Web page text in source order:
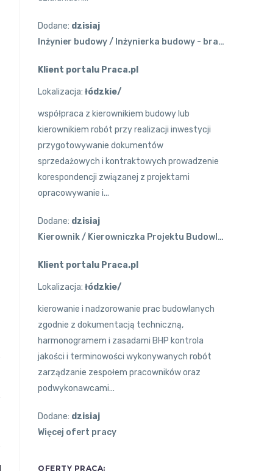
Dodane: dzisiaj
Inżynier budowy / Inżynierka budowy - branża mostowa
Klient portalu Praca.pl
Lokalizacja:łódzkie/
współpraca z kierownikiem budowy lub
kierownikiem robót przy realizacji inwestycji
przygotowywanie dokumentów
sprzedażowych i kontraktowych prowadzenie
korespondencji związanej z projektami
opracowywanie i...
Dodane: dzisiaj
Kierownik / Kierowniczka Projektu Budowlanego
Klient portalu Praca.pl
Lokalizacja:łódzkie/
kierowanie i nadzorowanie prac budowlanych
zgodnie z dokumentacją techniczną,
harmonogramem i zasadami BHP kontrola
jakości i terminowości wykonywanych robót
zarządzanie zespołem pracowników oraz
podwykonawcami...
Dodane: dzisiaj
Więcej ofert pracy
OFERTY PRACA: